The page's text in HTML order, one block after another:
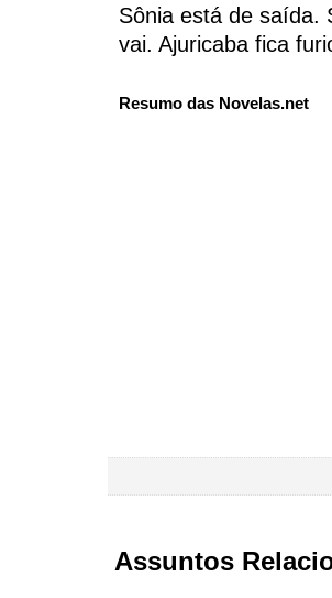
Sônia está de saída.
vai. Ajuricaba fica
Resumo das Novelas.net
Assuntos